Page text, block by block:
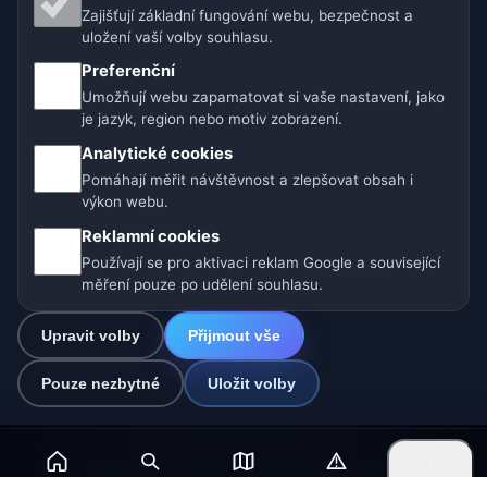
🇨🇿 Česko 🇭🇷 Chorvatsko 🇧🇬 Bulharsko
🇩🇪🇦🇹🇨🇭 Německo / Rakousko / Švýcarsko
🌎 Latinská Amerika a Španělsko
🇮🇳 Jižní a jihovýchodní Asie
Provozovatel: Spolek Minizoo.cz z.s. | IČO: 21135550 |
info@pocasi.online
© 2026 Počasí Online · Meteorologická data: MET Norway · Open-
Meteo. Výstrahy počasí: ČHMÚ.
Zajišťují základní fungování webu, bezpečnost a
uložení vaší volby souhlasu.
Preferenční
Umožňují webu zapamatovat si vaše nastavení, jako
je jazyk, region nebo motiv zobrazení.
Analytické cookies
Pomáhají měřit návštěvnost a zlepšovat obsah i
výkon webu.
Reklamní cookies
Používají se pro aktivaci reklam Google a související
měření pouze po udělení souhlasu.
Upravit volby Přijmout vše
Pouze nezbytné Uložit volby